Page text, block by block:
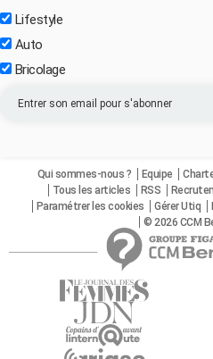
Lifestyle
Auto
Bricolage
Qui sommes-nous ? Equipe
Tous les articles
RSS
Paramétrer les cookies
Gérer Utiq
© 2026 CCM